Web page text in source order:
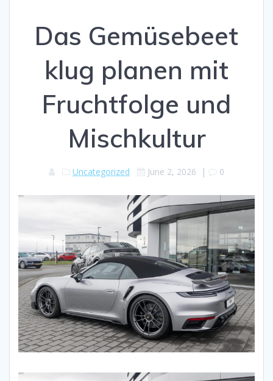
Das Gemüsebeet
klug planen mit
Fruchtfolge und
Mischkultur
Uncategorized June 2, 2026 | 0